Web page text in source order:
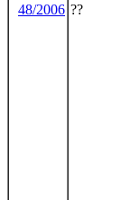
48/2006 ??